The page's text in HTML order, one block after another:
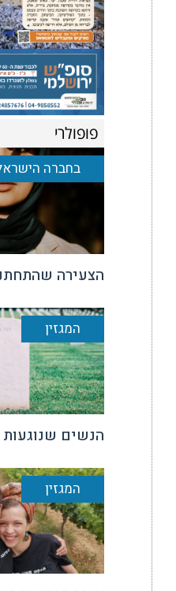
פופולרי
בחברה
הצעירה
המגזין
הנשים שנוגעות
המגזין